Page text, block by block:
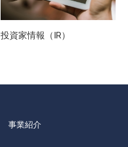
投資家情報（IR）
事業紹介